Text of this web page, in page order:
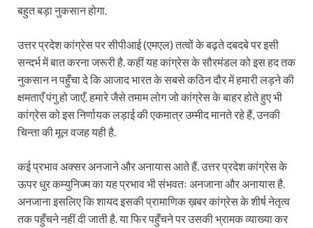
बहुत बड़ा नुकसान होगा.
उत्तर प्रदेश कांग्रेस पर सीपीआई (एमएल) तत्वों के बढ़ते दबदबे पर इसी
सन्दर्भ में बात करना जरूरी है. कहीं यह कांग्रेस के सौरमंडल को इस हद तक
नुकसान न पहुँचा दे कि आजाद भारत के सबसे कठिन दौर में हमारी लड़ने की
क्षमताएँ पंगु हो जाएँ. हमारे जैसे तमाम लोग जो कांग्रेस के बाहर होते हुए भी
कांग्रेस को इस निर्णायक लड़ाई की एकमात्र उम्मीद मानते रहे हैं, उनकी
चिन्ता की मूल वजह यही है.
कई प्रभाव अक्सर अनजाने और अनायास आते हैं. उत्तर प्रदेश कांग्रेस के
ऊपर धुर कम्युनिज्म का यह प्रभाव भी संभवतः अनजाना और अनायास है.
अनजाना इसलिए कि शायद इसकी प्रामाणिक ख़बर कांग्रेस के शीर्ष नेतृत्व
तक पहुँचने नहीं दी जाती है. या फिर पहुँचने पर उसकी भ्रामक व्याख्या कर